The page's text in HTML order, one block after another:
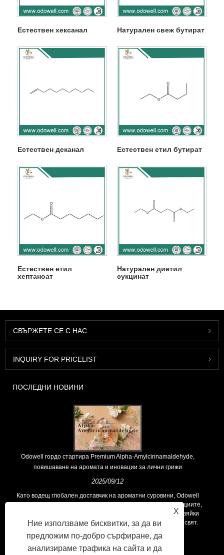
Естествен хексанал Натурален свеж бутират
Естествен деканал Естествен етил бутират
Естествен етил
хептаноат
Натурален диетил
сукцинат
СВЪРЖЕТЕ СЕ С НАС
INQUIRY FOR PRICELIST
ПОСЛЕДНИ НОВИНИ
Odowell гордо стартира Premium Alpha-Amylcinnamaldehyde,
повишаване на аромата и иновации за лични грижи
2025/09/12
Като водещ глобален доставчик на ароматни суровини, Odowell
поддържа основна философия на „ориентирана към иновациите,
фокусирани върху качеството“, последователно предоставяйки
превъзходни решения за аромати на клиентите по целия свят.
X
Ние използваме бисквитки, за да ви
предложим по-добро сърфиране, да
анализираме трафика на сайта и да